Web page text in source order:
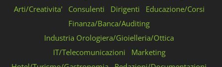
Arti/Creativita'
Consulenti Dirigenti
Educazione/Corsi
Finanza/Banca/Auditing
Industria Orologiera/Gioielleria/Ottica
IT/Telecomunicazioni
Marketing